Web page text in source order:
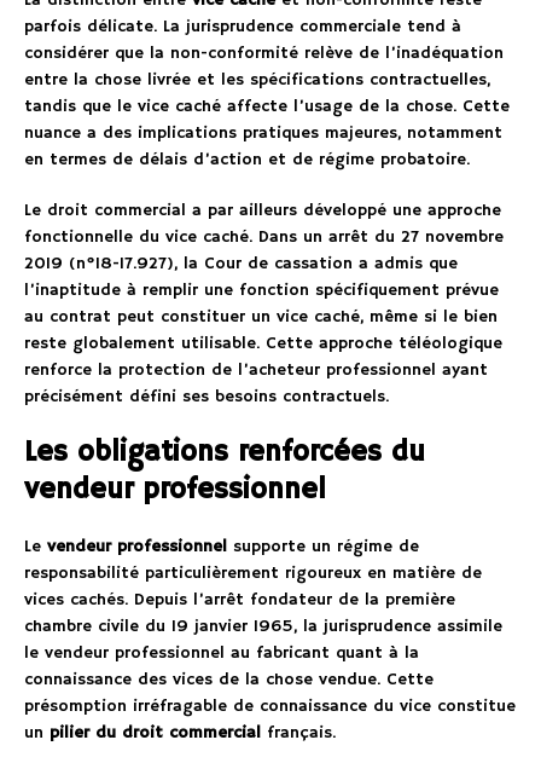
parfois délicate. La jurisprudence commerciale tend à
considérer que la non-conformité relève de l’inadéquation
entre la chose livrée et les spécifications contractuelles,
tandis que le vice caché affecte l’usage de la chose. Cette
nuance a des implications pratiques majeures, notamment
en termes de délais d’action et de régime probatoire.
Le droit commercial a par ailleurs développé une approche
fonctionnelle du vice caché. Dans un arrêt du 27 novembre
2019 (n°18-17.927), la Cour de cassation a admis que
l’inaptitude à remplir une fonction spécifiquement prévue
au contrat peut constituer un vice caché, même si le bien
reste globalement utilisable. Cette approche téléologique
renforce la protection de l’acheteur professionnel ayant
précisément défini ses besoins contractuels.
Les obligations renforcées du
vendeur professionnel
Le vendeur professionnel supporte un régime de
responsabilité particulièrement rigoureux en matière de
vices cachés. Depuis l’arrêt fondateur de la première
chambre civile du 19 janvier 1965, la jurisprudence assimile
le vendeur professionnel au fabricant quant à la
connaissance des vices de la chose vendue. Cette
présomption irréfragable de connaissance du vice constitue
un pilier du droit commercial français.